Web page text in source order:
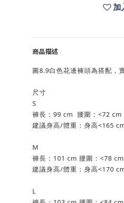
加
商品描述
圖8.9白色花邊褲頭為搭配，
尺寸
S
褲長：99 cm 腰圍：<72 cm
建議身高/體重：身高<165
M
褲長：101 cm 腰圍：<78 cm
建議身高/體重：身高<170
L